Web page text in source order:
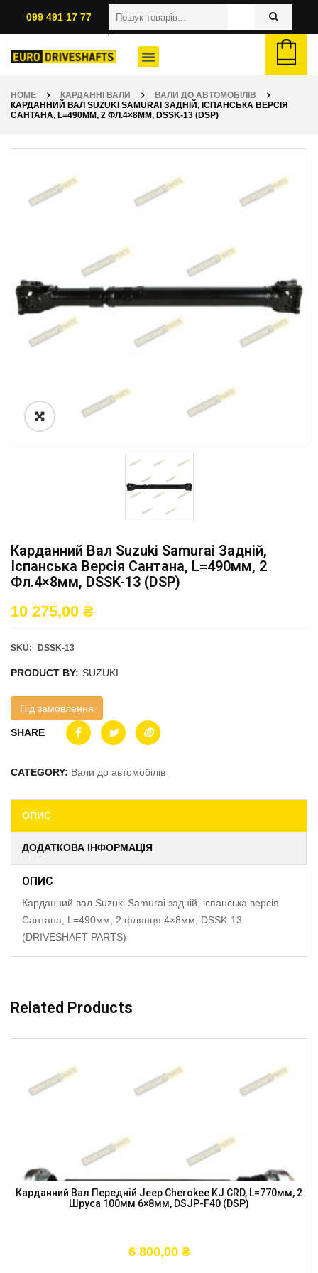
099 491 17 77
HOME КАРДАННІ ВАЛИ
ВАЛИ ДО АВТОМОБІЛІВ
КАРДАННИЙ ВАЛ SUZUKI SAMURAI ЗАДНІЙ, ІСПАНСЬКА ВЕРСІЯ
САНТАНА, L=490ММ, 2 ФЛ.4×8ММ, DSSK-13 (DSP)
Карданний Вал Suzuki Samurai Задній,
Іспанська Версія Сантана, L=490мм, 2
Фл.4×8мм, DSSK-13 (DSP)
10 275,00 ₴
SKU: DSSK-13
PRODUCT BY: SUZUKI
Під замовлення
SHARE
CATEGORY: Вали до автомобілів
ОПИС
ДОДАТКОВА ІНФОРМАЦІЯ
ОПИС
Карданний вал Suzuki Samurai задній, іспанська версія
Сантана, L=490мм, 2 флянця 4×8мм, DSSK-13
(DRIVESHAFT PARTS)
Related Products
Карданний Вал Передній Jeep Cherokee KJ CRD, L=770мм, 2
Шруса 100мм 6×8мм, DSJP-F40 (DSP)
6 800,00 ₴